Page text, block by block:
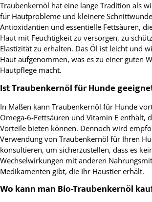
Traubenkernöl hat eine lange Tradition als
für Hautprobleme und kleinere
Antioxidantien und essentielle Fettsäuren,
Haut mit Feuchtigkeit zu versorgen, zu
Elastizität zu erhalten. Das Öl ist leicht und
Haut aufgenommen, was es zu einer guten
Hautpflege macht.
Ist Traubenkernöl für Hunde
In Maßen kann Traubenkernöl für Hunde
Omega-6-Fettsäuren und Vitamin E enthält,
Vorteile bieten können. Dennoch wird
Verwendung von Traubenkernöl für Ihren
konsultieren, um sicherzustellen, dass es
Wechselwirkungen mit anderen
Medikamenten gibt, die Ihr Haustier erhält.
Wo kann man Bio-Traubenkernöl